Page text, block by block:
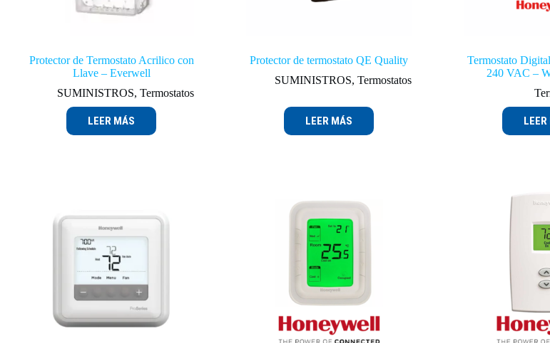
Protector de Termostato Acrilico con
Llave – Everwell
SUMINISTROS,Termostatos
LEER MÁS
Protector de termostato QE Quality
SUMINISTROS,Termostatos
LEER MÁS
Termostato
240 VAC –